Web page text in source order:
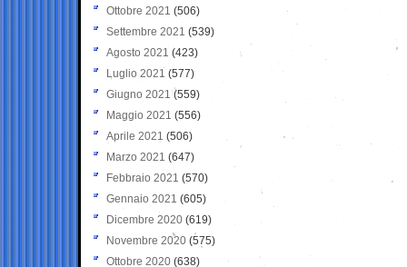
Ottobre 2021 (506)
Settembre 2021 (539)
Agosto 2021 (423)
Luglio 2021 (577)
Giugno 2021(559)
Maggio 2021 (556)
Aprile 2021 (506)
Marzo 2021 (647)
Febbraio 2021 (570)
Gennaio 2021 (605)
Dicembre 2020 (619)
Novembre 2020 (575)
Ottobre 2020 (638)